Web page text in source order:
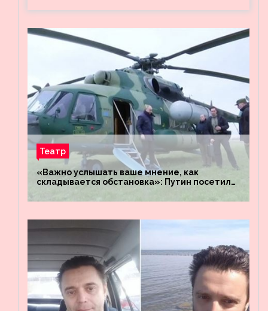
Театр
«Важно услышать ваше мнение, как
складывается обстановка»: Путин посетил
«Восток»